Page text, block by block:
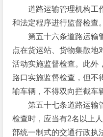
道路运输管理机构工
和法定程序进行监督检查。
第五十六条道路运输
点在货运站、货物集散地
活动实施监督检查。此外
路口实施监督检查，但不
输车辆，不得双向拦截车
第五十七条道路运输
检查时，应当有2名以上
部统一制式的交通行政执